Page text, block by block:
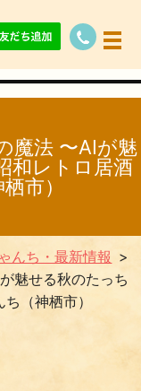
魔法 〜AIが魅
和レトロ居酒
市）
んち・最新情報
魅せる秋のたっち
（神栖市）